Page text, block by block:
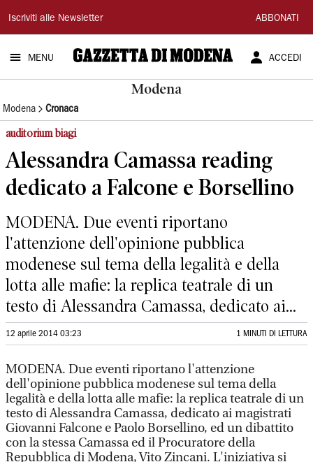
Gazzetta
di
Modena
Iscriviti alle Newsletter ABBONATI
MENU ACCEDI
Modena
Modena Cronaca
auditorium biagi
Alessandra Camassa reading
dedicato a Falcone e Borsellino
MODENA. Due eventi riportano
l'attenzione dell'opinione pubblica
modenese sul tema della legalità e della
lotta alle mafie: la replica teatrale di un
testo di Alessandra Camassa, dedicato ai...
12 aprile 2014 03:23 1 MINUTI DI LETTURA
MODENA. Due eventi riportano l'attenzione
dell'opinione pubblica modenese sul tema della
legalità e della lotta alle mafie: la replica teatrale di un
testo di Alessandra Camassa, dedicato ai magistrati
Giovanni Falcone e Paolo Borsellino, ed un dibattito
con la stessa Camassa ed il Procuratore della
Repubblica di Modena, Vito Zincani. L'iniziativa si